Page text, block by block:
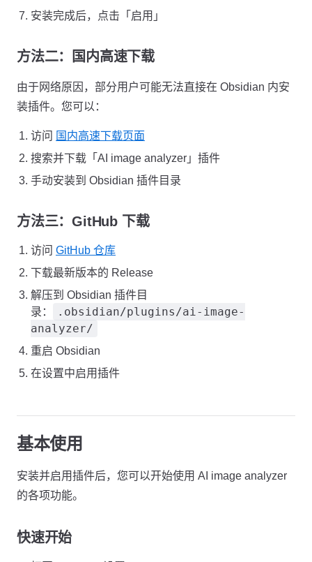
安装完成后，点击「启用」
方法二：国内高速下载
由于网络原因，部分用户可能无法直接在 Obsidian 内安
装插件。您可以：
访问 国内高速下载页面
搜索并下载「AI image analyzer」插件
手动安装到 Obsidian 插件目录
方法三：GitHub 下载
访问 GitHub 仓库
下载最新版本的 Release
解压到 Obsidian 插件目
录：
.obsidian/plugins/ai-image-
analyzer/
重启 Obsidian
在设置中启用插件
基本使用
安装并启用插件后，您可以开始使用 AI image analyzer
的各项功能。
快速开始